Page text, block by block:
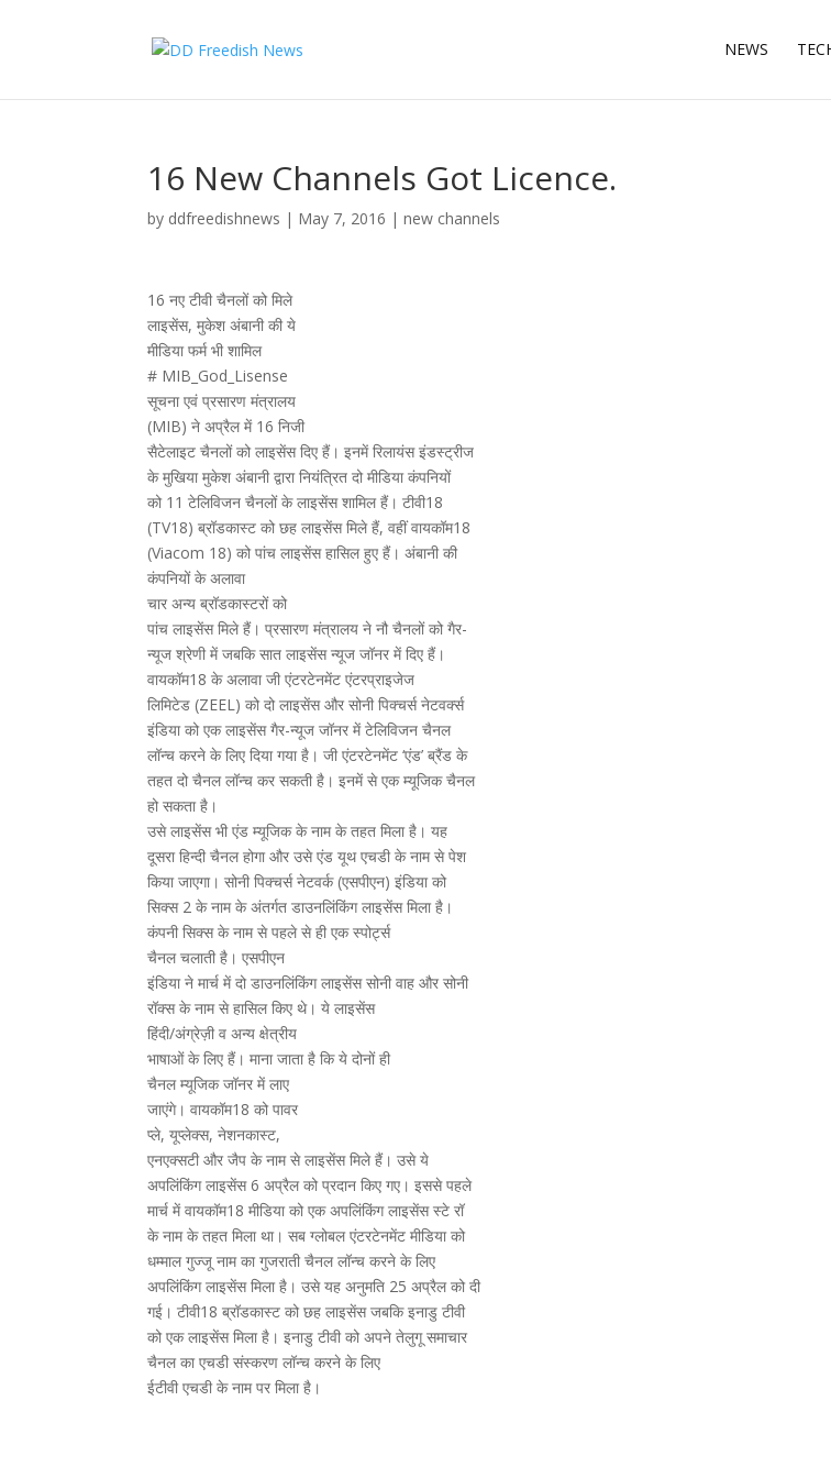
NEWS
16 New Channels Got Licence.
by ddfreedishnews | May 7, 2016 |new channels
16 नए टीवी चैनलों को मिले
लाइसेंस, मुकेश अंबानी की ये
मीडिया फर्म भी शामिल
# MIB_God_Lisense
सूचना एवं प्रसारण मंत्रालय
(MIB) ने अप्रैल में 16 निजी
सैटेलाइट चैनलों को लाइसेंस दिए हैं। इनमें रिलायंस इंडस्ट्रीज
के मुखिया मुकेश अंबानी द्वारा नियंत्रित दो मीडिया कंपनियों
को 11 टेलिविजन चैनलों के लाइसेंस शामिल हैं। टीवी18
(TV18) ब्रॉडकास्ट को छह लाइसेंस मिले हैं, वहीं वायकॉम18
(Viacom 18) को पांच लाइसेंस हासिल हुए हैं। अंबानी की
कंपनियों के अलावा
चार अन्य ब्रॉडकास्टरों को
पांच लाइसेंस मिले हैं। प्रसारण मंत्रालय ने नौ चैनलों को गैर-
न्यूज श्रेणी में जबकि सात लाइसेंस न्यूज जॉनर में दिए हैं।
वायकॉम18 के अलावा जी एंटरटेनमेंट एंटरप्राइजेज
लिमिटेड (ZEEL) को दो लाइसेंस और सोनी पिक्चर्स नेटवर्क्स
इंडिया को एक लाइसेंस गैर-न्यूज जॉनर में टेलिविजन चैनल
लॉन्च करने के लिए दिया गया है। जी एंटरटेनमेंट ‘एंड’ ब्रैंड के
तहत दो चैनल लॉन्च कर सकती है। इनमें से एक म्यूजिक चैनल
हो सकता है।
उसे लाइसेंस भी एंड म्यूजिक के नाम के तहत मिला है। यह
दूसरा हिन्दी चैनल होगा और उसे एंड यूथ एचडी के नाम से पेश
किया जाएगा। सोनी पिक्चर्स नेटवर्क (एसपीएन) इंडिया को
सिक्स 2 के नाम के अंतर्गत डाउनलिंकिंग लाइसेंस मिला है।
कंपनी सिक्स के नाम से पहले से ही एक स्पोर्ट्स
चैनल चलाती है। एसपीएन
इंडिया ने मार्च में दो डाउनलिंकिंग लाइसेंस सोनी वाह और सोनी
रॉक्स के नाम से हासिल किए थे। ये लाइसेंस
हिंदी/अंग्रेज़ी व अन्य क्षेत्रीय
भाषाओं के लिए हैं। माना जाता है कि ये दोनों ही
चैनल म्यूजिक जॉनर में लाए
जाएंगे। वायकॉम18 को पावर
प्ले, यूप्लेक्स, नेशनकास्ट,
एनएक्सटी और जैप के नाम से लाइसेंस मिले हैं। उसे ये
अपलिंकिंग लाइसेंस 6 अप्रैल को प्रदान किए गए। इससे पहले
मार्च में वायकॉम18 मीडिया को एक अपलिंकिंग लाइसेंस स्टे रॉ
के नाम के तहत मिला था। सब ग्लोबल एंटरटेनमेंट मीडिया को
धम्माल गुज्जू नाम का गुजराती चैनल लॉन्च करने के लिए
अपलिंकिंग लाइसेंस मिला है। उसे यह अनुमति 25 अप्रैल को दी
गई। टीवी18 ब्रॉडकास्ट को छह लाइसेंस जबकि इनाडु टीवी
को एक लाइसेंस मिला है। इनाडु टीवी को अपने तेलुगू समाचार
चैनल का एचडी संस्करण लॉन्च करने के लिए
ईटीवी एचडी के नाम पर मिला है।